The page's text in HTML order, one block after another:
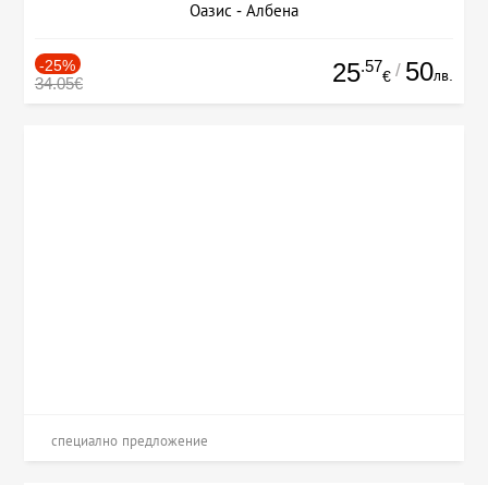
Оазис - Албена
-25%
34.05€ 25.57
€ / 50лв.
специално предложение